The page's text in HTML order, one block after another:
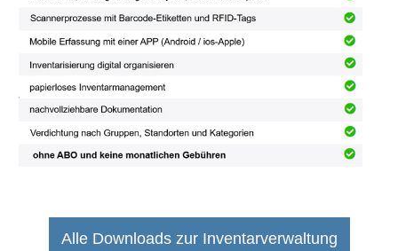
Alle Downloads zur Inventarverwaltung